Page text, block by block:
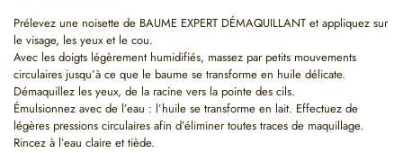
Prélevez une noisette de BAUME EXPERT DÉMAQUILLANT et appliquez sur
le visage, les yeux et le cou.
Avec les doigts légèrement humidifiés, massez par petits mouvements
circulaires jusqu’à ce que le baume se transforme en huile délicate.
Démaquillez les yeux, de la racine vers la pointe des cils.
Émulsionnez avec de l’eau : l’huile se transforme en lait. Effectuez de
légères pressions circulaires afin d’éliminer toutes traces de maquillage.
Rincez à l’eau claire et tiède.